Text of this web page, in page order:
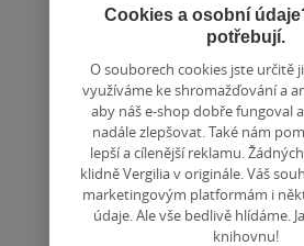
hvězdiček
Publikace je určena
architektům, kteří se zabývají
interiéru. Cílem publikace
Nedostupné
Uložit do
Cookies a osobní
potřebují.
O souborech cookies jste určitě
využíváme ke shromažďování a
aby náš e-shop dobře fungoval
nadále zlepšovat. Také nám
lepší a cílenější reklamu.
klidně Vergilia v originále. Váš
marketingovým platformám i
údaje. Ale vše bedlivě hlídáme.
knihovnu!